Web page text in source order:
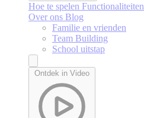
Hoe te spelen Functionaliteiten
Over ons Blog
Familie en vrienden
Team Building
School uitstap
Ontdek in Video